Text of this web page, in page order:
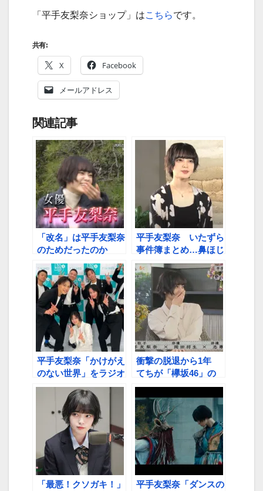
「平手友梨奈ショップ」はこちらです。
共有:
X Facebook
メールアドレス
関連記事
「改名」は平手友梨奈
のためだったのか
平手友梨奈 いたずら
事件簿まとめ…鼻ほじ
から顔面パイまで
平手友梨奈「かけがえ
のない世界」をラジオ
初オンエア とーやま
校長「軽やかなものと
は相反するものがあっ
て…」
衝撃の脱退から1年
てちが「欅坂46」の
オーディションを語る
「応募したのは自分じ
ゃなく…」
「最悪！クソガキ！」 平手友梨奈「ダンスの